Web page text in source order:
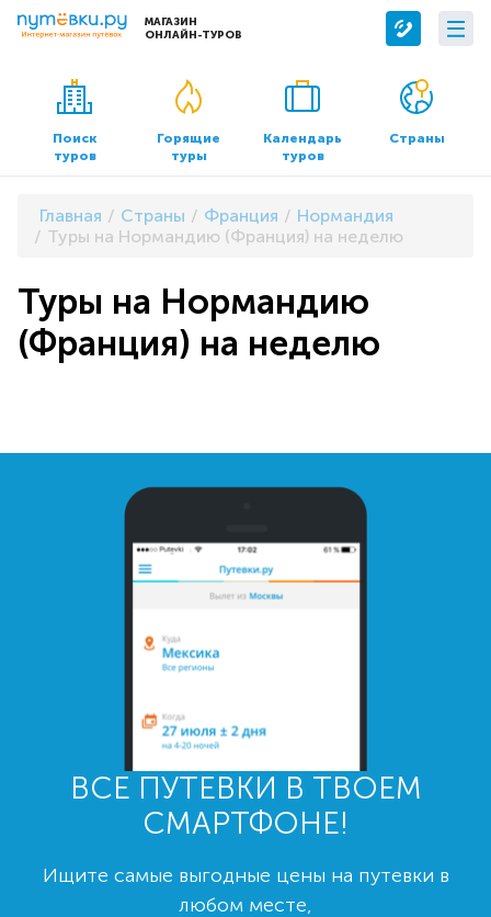
МАГАЗИН
ОНЛАЙН-ТУРОВ
Сервисы
Бронирование отелей
Трансфер
О компании
О нас
Контакты
Документы и реквизиты
Поиск
туров
Горящие
туры
Календарь
туров
Страны
Главная Страны Франция
Нормандия
Туры на Нормандию (Франция) на неделю
Туры на Нормандию
(Франция) на неделю
ВСЕ ПУТЕВКИ В ТВОЕМ
СМАРТФОНЕ!
Ищите самые выгодные цены на путевки в
любом месте,